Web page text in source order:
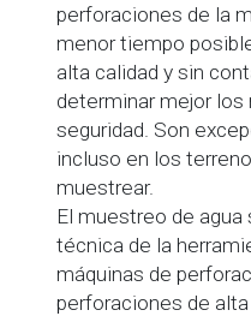
perforaciones de la
menor tiempo
alta calidad y sin
determinar mejor los
seguridad. Son
incluso en los
muestrear.
El muestreo de
técnica de la
máquinas de
perforaciones de